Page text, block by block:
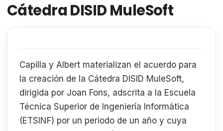
Cátedra DISID MuleSoft
Capilla y Albert materializan el acuerdo para
la creación de la Cátedra DISID MuleSoft,
dirigida por Joan Fons, adscrita a la Escuela
Técnica Superior de Ingeniería Informática
(ETSINF) por un periodo de un año y cuya